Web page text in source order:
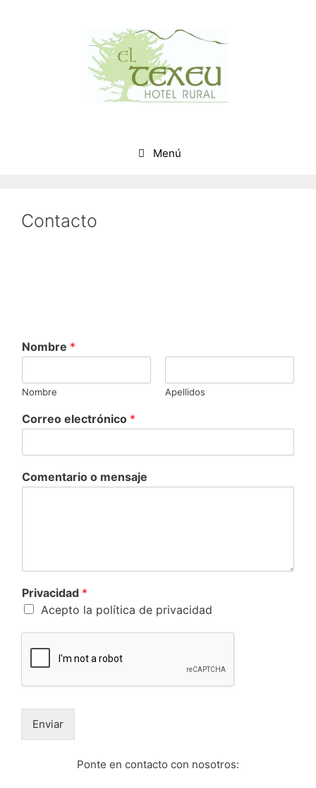
Menú
Contacto
Nombre *
Nombre Apellidos
Correo electrónico *
Comentario o mensaje
Privacidad *
Acepto la política de privacidad
Enviar
Ponte en contacto con nosotros: